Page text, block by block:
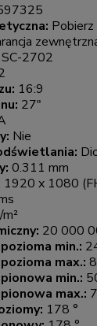
Pobierz
SC-2702
16:9
27"
Nie
0.311 mm
1920 x 1080
20 000
min.:
max.:
min.:
max.:
178 °